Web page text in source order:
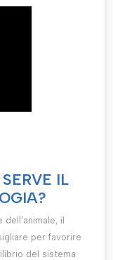
IL
il
per favorire
del sistema